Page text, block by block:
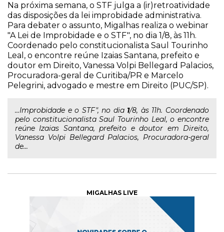
Na próxima semana, o STF julga a (ir)retroatividade
das disposições da lei improbidade administrativa.
Para debater o assunto, Migalhas realiza o webinar
"A Lei de Improbidade e o STF", no dia 1/8, às 11h.
Coordenado pelo constitucionalista Saul Tourinho
Leal, o encontre reúne Izaias Santana, prefeito e
doutor em Direito, Vanessa Volpi Bellegard Palacios,
Procuradora-geral de Curitiba/PR e Marcelo
Pelegrini, advogado e mestre em Direito (PUC/SP).
...Improbidade e o STF", no dia 1/8, às 11h. Coordenado
pelo constitucionalista Saul Tourinho Leal, o encontre
reúne Izaias Santana, prefeito e doutor em Direito,
Vanessa Volpi Bellegard Palacios, Procuradora-geral
de...
MIGALHAS LIVE